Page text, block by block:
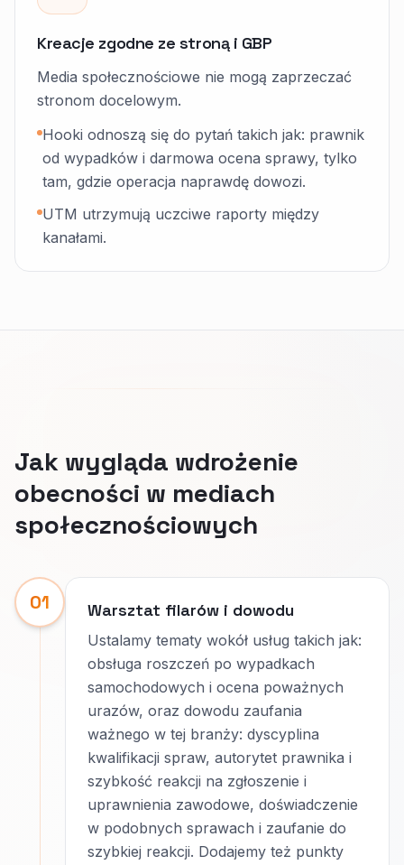
Kreacje zgodne ze stroną i GBP
Media społecznościowe nie mogą zaprzeczać
stronom docelowym.
Hooki odnoszą się do pytań takich jak: prawnik
od wypadków i darmowa ocena sprawy, tylko
tam, gdzie operacja naprawdę dowozi.
UTM utrzymują uczciwe raporty między
kanałami.
Jak wygląda wdrożenie
obecności w mediach
społecznościowych
01 Warsztat filarów i dowodu
Ustalamy tematy wokół usług takich jak:
obsługa roszczeń po wypadkach
samochodowych i ocena poważnych
urazów, oraz dowodu zaufania
ważnego w tej branży: dyscyplina
kwalifikacji spraw, autorytet prawnika i
szybkość reakcji na zgłoszenie i
uprawnienia zawodowe, doświadczenie
w podobnych sprawach i zaufanie do
szybkiej reakcji. Dodajemy też punkty